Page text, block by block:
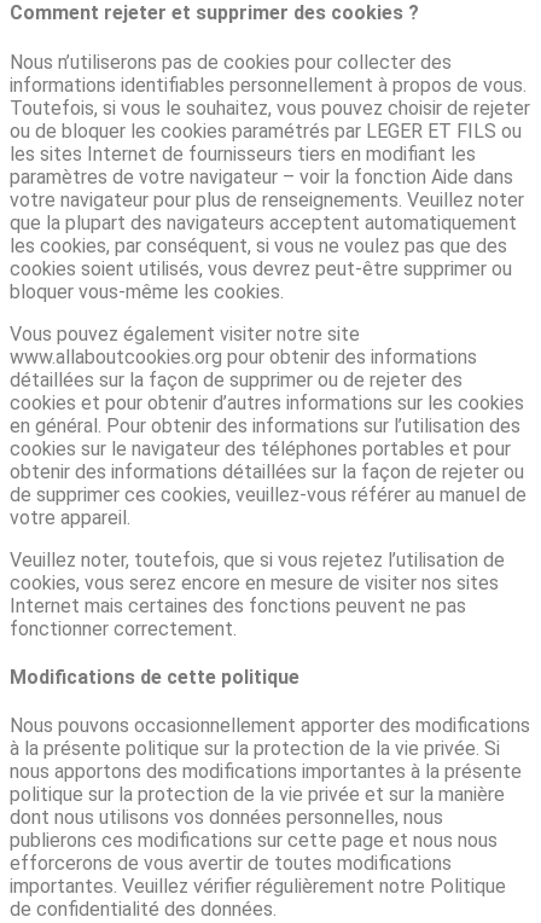
Comment rejeter et supprimer des cookies ?
Nous n’utiliserons pas de cookies pour collecter des
informations identifiables personnellement à propos de vous.
Toutefois, si vous le souhaitez, vous pouvez choisir de rejeter
ou de bloquer les cookies paramétrés par LEGER ET FILS ou
les sites Internet de fournisseurs tiers en modifiant les
paramètres de votre navigateur – voir la fonction Aide dans
votre navigateur pour plus de renseignements. Veuillez noter
que la plupart des navigateurs acceptent automatiquement
les cookies, par conséquent, si vous ne voulez pas que des
cookies soient utilisés, vous devrez peut-être supprimer ou
bloquer vous-même les cookies.
Vous pouvez également visiter notre site
www.allaboutcookies.org pour obtenir des informations
détaillées sur la façon de supprimer ou de rejeter des
cookies et pour obtenir d’autres informations sur les cookies
en général. Pour obtenir des informations sur l’utilisation des
cookies sur le navigateur des téléphones portables et pour
obtenir des informations détaillées sur la façon de rejeter ou
de supprimer ces cookies, veuillez-vous référer au manuel de
votre appareil.
Veuillez noter, toutefois, que si vous rejetez l’utilisation de
cookies, vous serez encore en mesure de visiter nos sites
Internet mais certaines des fonctions peuvent ne pas
fonctionner correctement.
Modifications de cette politique
Nous pouvons occasionnellement apporter des modifications
à la présente politique sur la protection de la vie privée. Si
nous apportons des modifications importantes à la présente
politique sur la protection de la vie privée et sur la manière
dont nous utilisons vos données personnelles, nous
publierons ces modifications sur cette page et nous nous
efforcerons de vous avertir de toutes modifications
importantes. Veuillez vérifier régulièrement notre Politique
de confidentialité des données.